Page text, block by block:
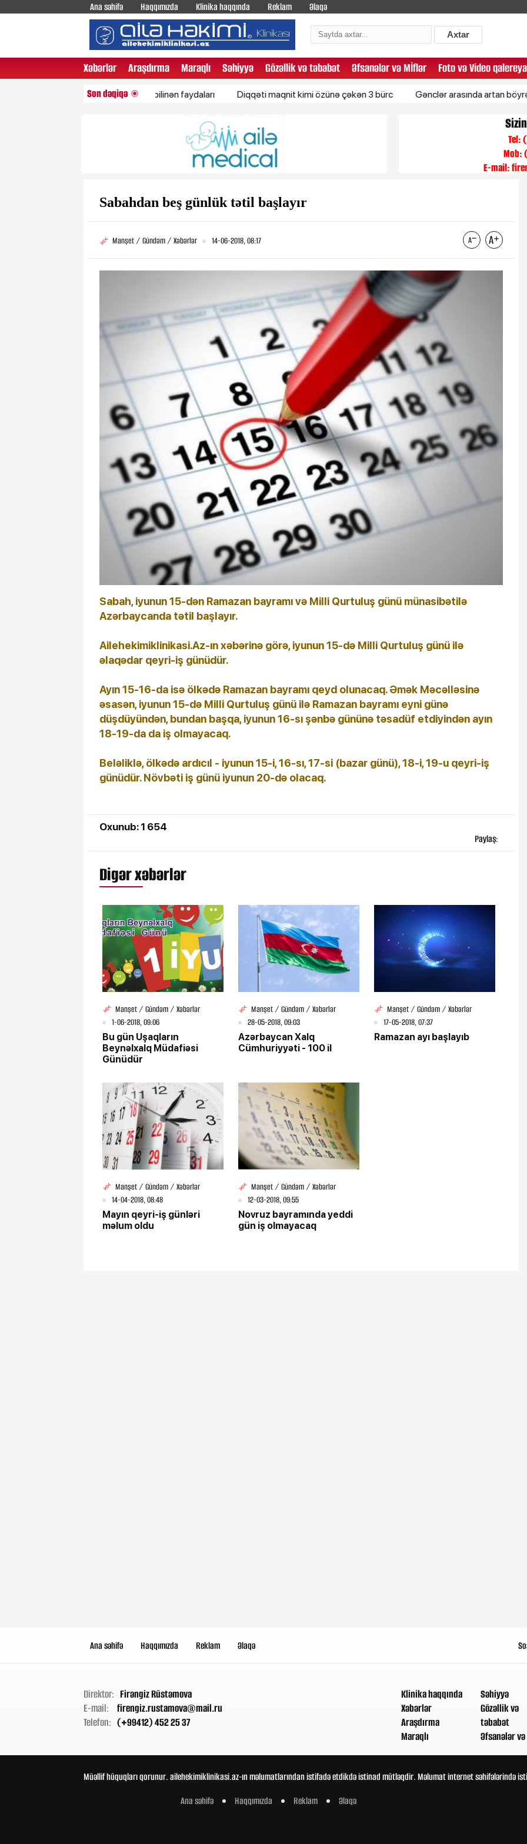
Ana səhifə Haqqımızda Klinika haqqında Reklam Əlaqə
Axtar
Xəbərlər Araşdırma Maraqlı Səhiyyə Gözəllik və təbabət Əfsanələr və Mİflər Foto və Video qalereya
Son dəqiqə
Qaragilənin az bilinən faydaları Diqqəti maqnit kimi özünə çəkən 3 bürc Gənclər arasında artan böyrək
Tel:
Mob:
E-mail:
Sabahdan beş günlük tətil başlayır
Manşet / Gündəm / Xəbərlər 14-06-2018, 08:17
Sabah, iyunun 15-dən Ramazan bayramı və Milli Qurtuluş günü münasibətilə
Azərbaycanda tətil başlayır.
Ailehekimiklinikasi.Az-ın xəbərinə görə, iyunun 15-də Milli Qurtuluş günü ilə
əlaqədar qeyri-iş günüdür.
Ayın 15-16-da isə ölkədə Ramazan bayramı qeyd olunacaq. Əmək Məcəlləsinə
əsasən, iyunun 15-də Milli Qurtuluş günü ilə Ramazan bayramı eyni günə
düşdüyündən, bundan başqa, iyunun 16-sı şənbə gününə təsadüf etdiyindən ayın
18-19-da da iş olmayacaq.
Beləliklə, ölkədə ardıcıl - iyunun 15-i, 16-sı, 17-si (bazar günü), 18-i, 19-u qeyri-iş
günüdür. Növbəti iş günü iyunun 20-də olacaq.
Oxunub: 1 654
Paylaş:
Digər xəbərlər
Manşet / Gündəm / Xəbərlər
1-06-2018, 09:06
Bu gün Uşaqların
Beynəlxalq Müdafiəsi
Günüdür
Manşet / Gündəm / Xəbərlər
28-05-2018, 09:03
Azərbaycan Xalq
Cümhuriyyəti - 100 il
Manşet / Gündəm / Xəbərlər
17-05-2018, 07:37
Ramazan ayı başlayıb
Manşet / Gündəm / Xəbərlər
14-04-2018, 08:48
Mayın qeyri-iş günləri
məlum oldu
Manşet / Gündəm / Xəbərlər
12-03-2018, 09:55
Novruz bayramında yeddi
gün iş olmayacaq
Dırnaqlardakı bu xətlər ürək
problemlərini göstərə bilər
Qaragilənin az bilinən faydaları
Ana səhifə Haqqımızda Reklam Əlaqə
Direktor: Firəngiz Rüstəmova
E-mail:
firengiz.rustamova@mail.ru
Telefon: (+99412) 452 25 37
Klinika haqqında
Xəbərlər
Araşdırma
Maraqlı
Səhiyyə
Gözəllik və
təbabət
Əfsanələr
Müəllif hüquqları qorunur. ailehekimiklinikasi.az-ın məlumatlarından istifadə etdikdə istinad mütləqdir. Məlumat internet səhifələrində
Ana səhifə
Haqqımızda Reklam Əlaqə